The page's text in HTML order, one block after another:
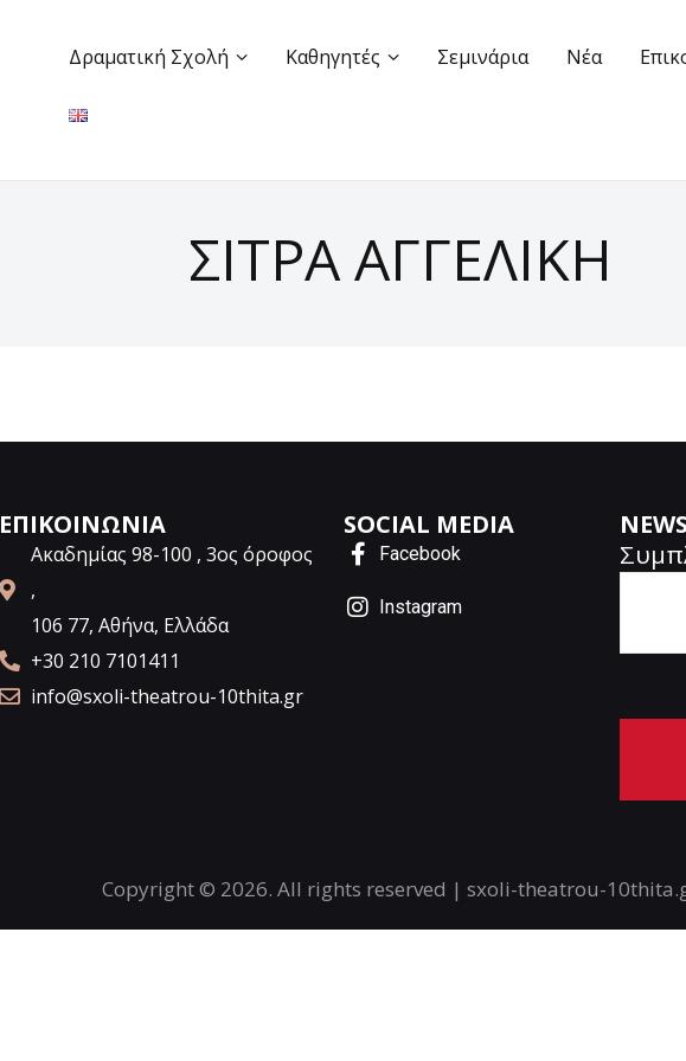
Δραματική Σχολή Καθηγητές Σεμινάρια Νέα
ΣΙΤΡΑ ΑΓΓΕΛΙΚΗ
ΕΠΙΚΟΙΝΩΝΙΑ
Ακαδημίας 98-100 , 3ος όροφος
,
106 77, Αθήνα, Ελλάδα
+30 210 7101411
info@sxoli-theatrou-10thita.gr
SOCIAL MEDIA
Facebook
Instagram
t
e
Copyright © 2026. All rights reserved | sxoli-theatrou-